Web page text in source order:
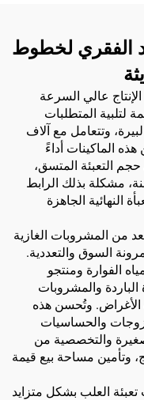
الفقري لخطوط
عالي السرعة
لتلبية المتطلبات
وتتعامل مع آلاف
الماكينات أداءً
التعبئة المتسق،
مشكلة بذلك الرابط
النهائية الجاهزة
من المشروبات الغازية
السوق والتعددية.
الفوارة ومنتجو
والمشروبات
الأغراض. وتُحسن هذه
والحساسيات
والتخصصية من
وتأمين مساحة بيع قيمة
العلب بشكل متزايد